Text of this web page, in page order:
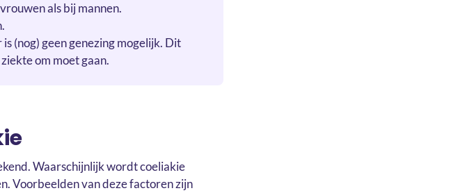
als bij mannen.
(nog) geen genezing mogelijk. Dit
om moet gaan.
Waarschijnlijk wordt coeliakie
Voorbeelden van deze factoren zijn